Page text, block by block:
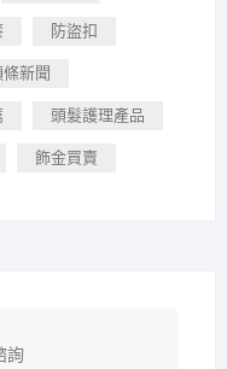
防盜扣
條新聞
頭髮護理產品
飾金買賣
詢